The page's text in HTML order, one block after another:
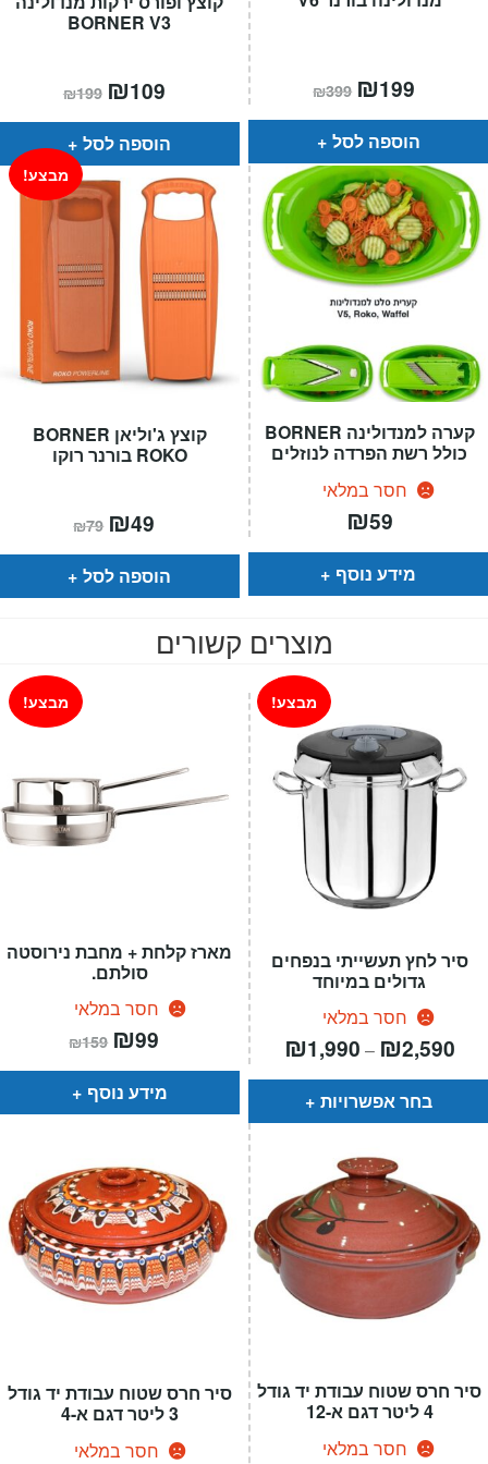
BORNER V3
₪199 המחיר
המקורי
היה:
₪199.
₪109
הוא:
הוספה לסל
₪399 המחיר
המקורי
היה:
₪399.
₪199
הוא:
הוספה לסל
קוצץ ג'וליאן BORNER
ROKO בורנר רוקו
מבצע!
₪79 המחיר
המקורי
היה:
₪79.
₪49
הוא:
הוספה לסל
קערה למנדולינה BORNER
כולל רשת הפרדה לנוזלים
חסר במלאי
₪59
מידע נוסף
מוצרים קשורים
מארז קלחת + מחבת נירוסטה
סולתם.
חסר במלאי
מבצע!
₪159 המחיר
המקורי
היה:
₪159.
₪99
הוא:
מידע נוסף
סיר לחץ תעשייתי בנפחים
גדולים במיוחד
חסר במלאי
מבצע!
₪1,990 – ₪2,590טווח
⁦₪1,990⁩
בחר אפשרויות
סיר חרס שטוח עבודת יד גודל
3 ליטר דגם א-4
חסר במלאי
סיר חרס שטוח עבודת יד גודל
4 ליטר דגם א-12
חסר במלאי